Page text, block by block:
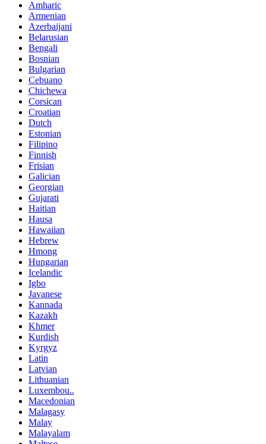
Amharic
Armenian
Azerbaijani
Belarusian
Bengali
Bosnian
Bulgarian
Cebuano
Chichewa
Corsican
Croatian
Dutch
Estonian
Filipino
Finnish
Frisian
Galician
Georgian
Gujarati
Haitian
Hausa
Hawaiian
Hebrew
Hmong
Hungarian
Icelandic
Igbo
Javanese
Kannada
Kazakh
Khmer
Kurdish
Kyrgyz
Latin
Latvian
Lithuanian
Luxembou..
Macedonian
Malagasy
Malay
Malayalam